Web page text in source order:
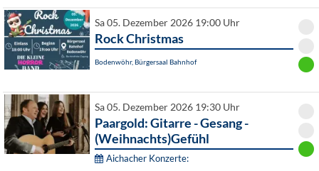
Sa 05. Dezember 2026 19:00 Uhr
Rock Christmas
Bodenwöhr, Bürgersaal Bahnhof
Sa 05. Dezember 2026 19:30 Uhr
Paargold: Gitarre - Gesang -
(Weihnachts)Gefühl
Aichacher Konzerte: